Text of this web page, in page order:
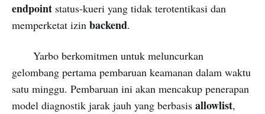
endpoint status-kueri yang tidak terotentikasi dan
memperketat izin backend.
Yarbo berkomitmen untuk meluncurkan
gelombang pertama pembaruan keamanan dalam waktu
satu minggu. Pembaruan ini akan mencakup penerapan
model diagnostik jarak jauh yang berbasis allowlist,